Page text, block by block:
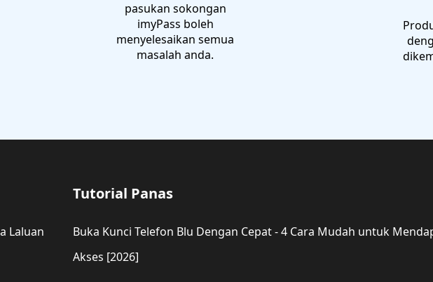
pasukan sokongan
imyPass boleh
menyelesaikan semua
masalah anda.
Laluan
Tutorial Panas
Buka Kunci Telefon Blu Dengan Cepat - 4 Cara Mudah untuk
Akses [2026]